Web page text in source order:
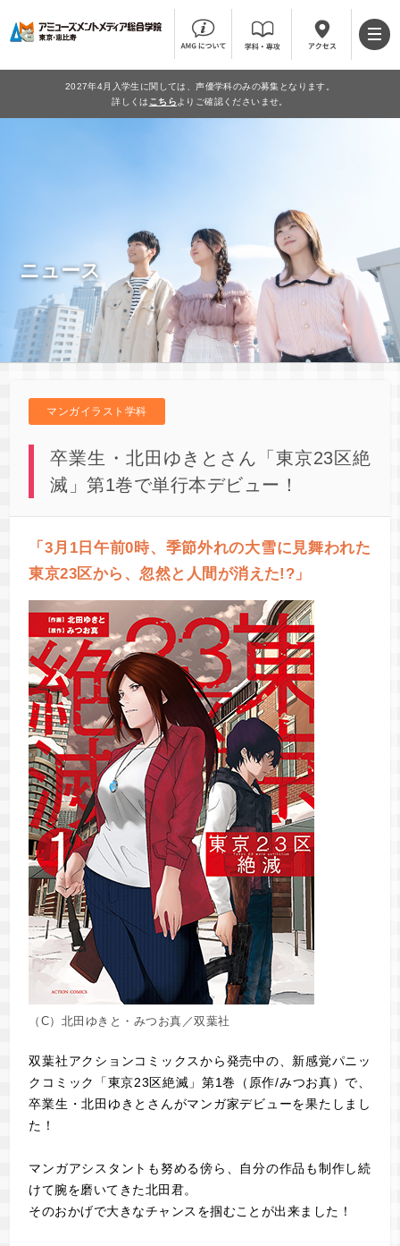
2027年4月入学生に関しては、声優学科のみの募集となります。
詳しくは こちら よりご確認くださいませ。
ニュース
マンガイラスト学科
卒業生・北田ゆきとさん「東京23区絶
滅」第1巻で単行本デビュー！
「3月1日午前0時、季節外れの大雪に見舞われた
東京23区から、忽然と人間が消えた!?」
（C）北田ゆきと・みつお真／双葉社
双葉社アクションコミックスから発売中の、新感覚パニッ
クコミック「東京23区絶滅」第1巻（原作/みつお真）で、
卒業生・北田ゆきとさんがマンガ家デビューを果たしまし
た！
マンガアシスタントも努める傍ら、自分の作品も制作し続
けて腕を磨いてきた北田君。
そのおかげで大きなチャンスを掴むことが出来ました！